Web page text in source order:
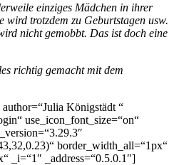
einziges Mädchen in ihrer
wird trotzdem zu Geburtstagen usw.
nicht gemobbt. Das ist doch eine
richtig gemacht mit dem
Königstädt “
use_icon_font_size=“on“
border_width_all=“1px“
_i=“1″ _address=“0.5.0.1″]